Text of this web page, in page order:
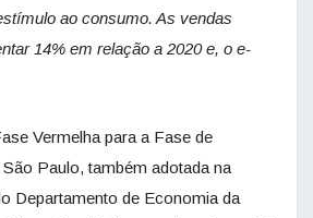
ao consumo. As vendas
14% em relação a 2020 e, o e-
Vermelha para a Fase de
Paulo, também adotada na
Departamento de Economia da